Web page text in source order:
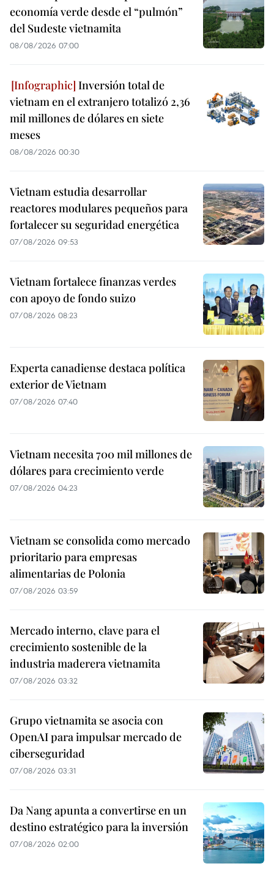
economía verde desde el “pulmón”
del Sudeste vietnamita
08/08/2026 07:00
Inversión total de
vietnam en el extranjero totalizó 2,36
mil millones de dólares en siete
meses
08/08/2026 00:30
Vietnam estudia desarrollar
reactores modulares pequeños para
fortalecer su seguridad energética
07/08/2026 09:53
Vietnam fortalece finanzas verdes
con apoyo de fondo suizo
07/08/2026 08:23
Experta canadiense destaca política
exterior de Vietnam
07/08/2026 07:40
Vietnam necesita 700 mil millones de
dólares para crecimiento verde
07/08/2026 04:23
Vietnam se consolida como mercado
prioritario para empresas
alimentarias de Polonia
07/08/2026 03:59
Mercado interno, clave para el
crecimiento sostenible de la
industria maderera vietnamita
07/08/2026 03:32
Grupo vietnamita se asocia con
OpenAI para impulsar mercado de
ciberseguridad
07/08/2026 03:31
Da Nang apunta a convertirse en un
destino estratégico para la inversión
07/08/2026 02:00